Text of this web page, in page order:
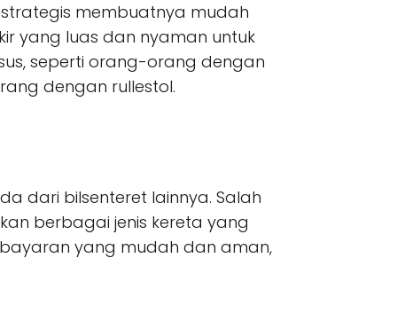
strategis membuatnya mudah
yang luas dan nyaman untuk
seperti orang-orang dengan
dengan rullestol.
dari bilsenteret lainnya. Salah
berbagai jenis kereta yang
yang mudah dan aman,